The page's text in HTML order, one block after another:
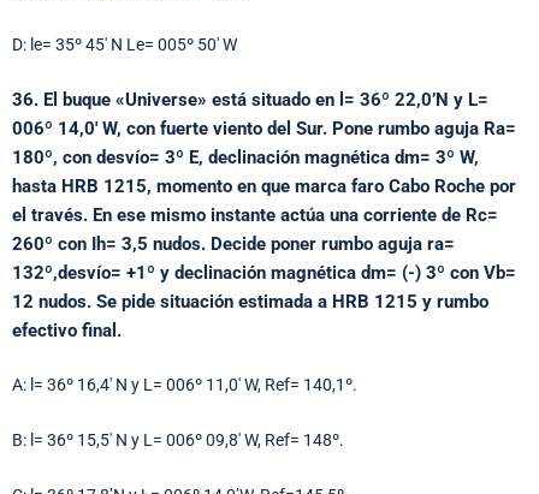
D: le= 35º 45′ N Le= 005º 50′ W
36. El buque «Universe» está situado en l= 36º 22,0’N y L=
006º 14,0′ W, con fuerte viento del Sur. Pone rumbo aguja Ra=
180º, con desvío= 3º E, declinación magnética dm= 3º W,
hasta HRB 1215, momento en que marca faro Cabo Roche por
el través. En ese mismo instante actúa una corriente de Rc=
260º con Ih= 3,5 nudos. Decide poner rumbo aguja ra=
132º,desvío= +1º y declinación magnética dm= (-) 3º con Vb=
12 nudos. Se pide situación estimada a HRB 1215 y rumbo
efectivo final.
A: l= 36º 16,4′ N y L= 006º 11,0′ W, Ref= 140,1º.
B: l= 36º 15,5′ N y L= 006º 09,8′ W, Ref= 148º.